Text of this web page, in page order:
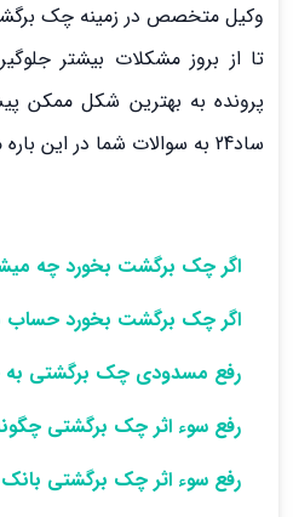
وکیل متخصص در زمینه چک
تا از بروز مشکلات بیشتر
پرونده به بهترین شکل ممکن
ساد24 به سوالات شما در این باره می‌پردازیم.
اگر چک برگشت بخورد چه
اگر چک برگشت بخورد حساب
رفع مسدودی چک برگشتی
رفع سوء اثر چک برگشتی
رفع سوء اثر چک برگشتی